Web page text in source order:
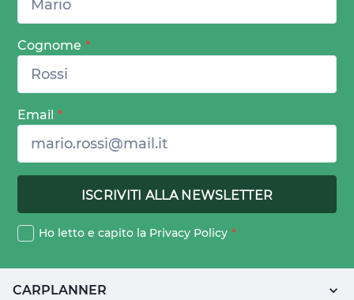
Cognome *
Email *
Ho letto e capito la Privacy Policy *
CARPLANNER